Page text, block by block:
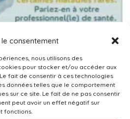
consentement
nous utilisons des
pour stocker et/ou accéder aux
fait de consentir à ces technologies
données telles que le comportement
sur ce site. Le fait de ne pas consentir
peut avoir un effet négatif sur
fonctions.